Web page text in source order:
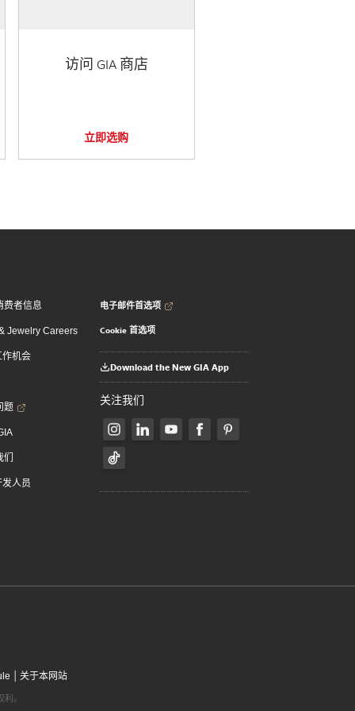
访问 GIA 商店
立即选购
费者信息
Jewelry Careers
作机会
题
发人员
电子邮件首选项
Cookie 首选项
Download the New GIA App
关注我们
| 关于本网站
。